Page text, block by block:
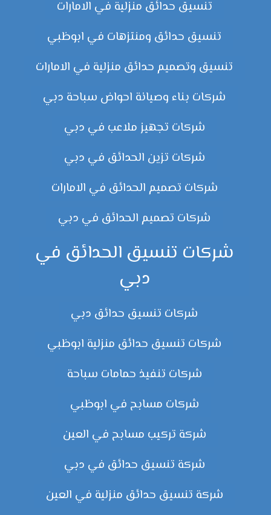
تنسيق حدائق منزلية في الامارات
تنسيق حدائق ومنتزهات في ابوظبي
تنسيق وتصميم حدائق منزلية في الامارات
شركات بناء وصيانة احواض سباحة دبي
شركات تجهيز ملاعب في دبي
شركات تزين الحدائق في دبي
شركات تصميم الحدائق في الامارات
شركات تصميم الحدائق في دبي
شركات تنسيق الحدائق في
دبي
شركات تنسيق حدائق دبي
شركات تنسيق حدائق منزلية ابوظبي
شركات تنفيذ حمامات سباحة
شركات مسابح في ابوظبي
شركة تركيب مسابح في العين
شركة تنسيق حدائق في دبي
شركة تنسيق حدائق منزلية في العين